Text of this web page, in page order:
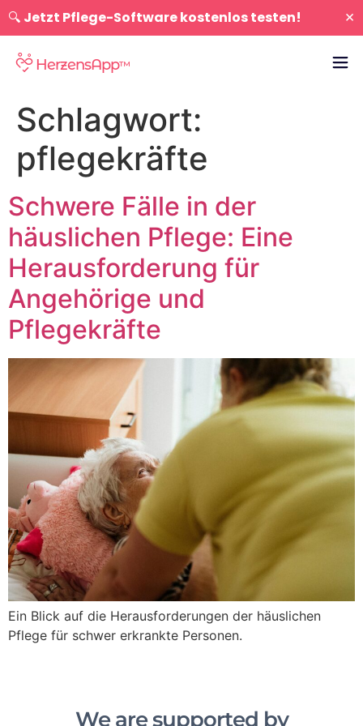
🔍 Jetzt Pflege-Software kostenlos testen! ×
HerzensApp™
Schlagwort:
pflegekräfte
Schwere Fälle in der
häuslichen Pflege: Eine
Herausforderung für
Angehörige und
Pflegekräfte
Ein Blick auf die Herausforderungen der häuslichen
Pflege für schwer erkrankte Personen.
We are supported by